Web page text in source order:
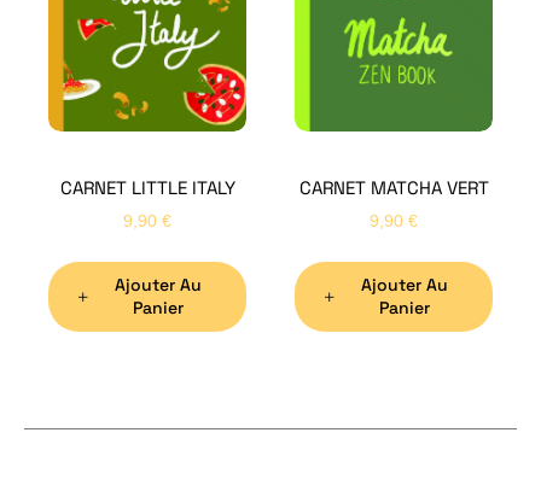
CARNET LITTLE ITALY
9,90 €
Ajouter Au
Panier
CARNET MATCHA VERT
9,90 €
Ajouter Au
Panier